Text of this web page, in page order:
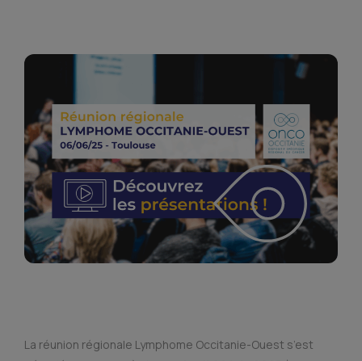
La réunion régionale Lymphome Occitanie-Ouest s’est